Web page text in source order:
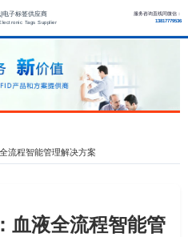
电子标签供应商
Tags Supplier
服务咨询直线同微信：
13817779536
流程智能管理解决方案
血液全流程智能管